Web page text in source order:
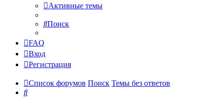
Активные темы
Поиск
FAQ
Вход
Регистрация
Список форумов Поиск Темы без ответов
Поиск